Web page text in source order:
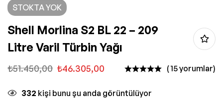
STOKTA YOK
Shell Morlina S2 BL 22 – 209
Litre Varil Türbin Yağı
₺51.450,00 ₺46.305,00 ( 15 yorumlar)
332 kişi bunu şu anda görüntülüyor